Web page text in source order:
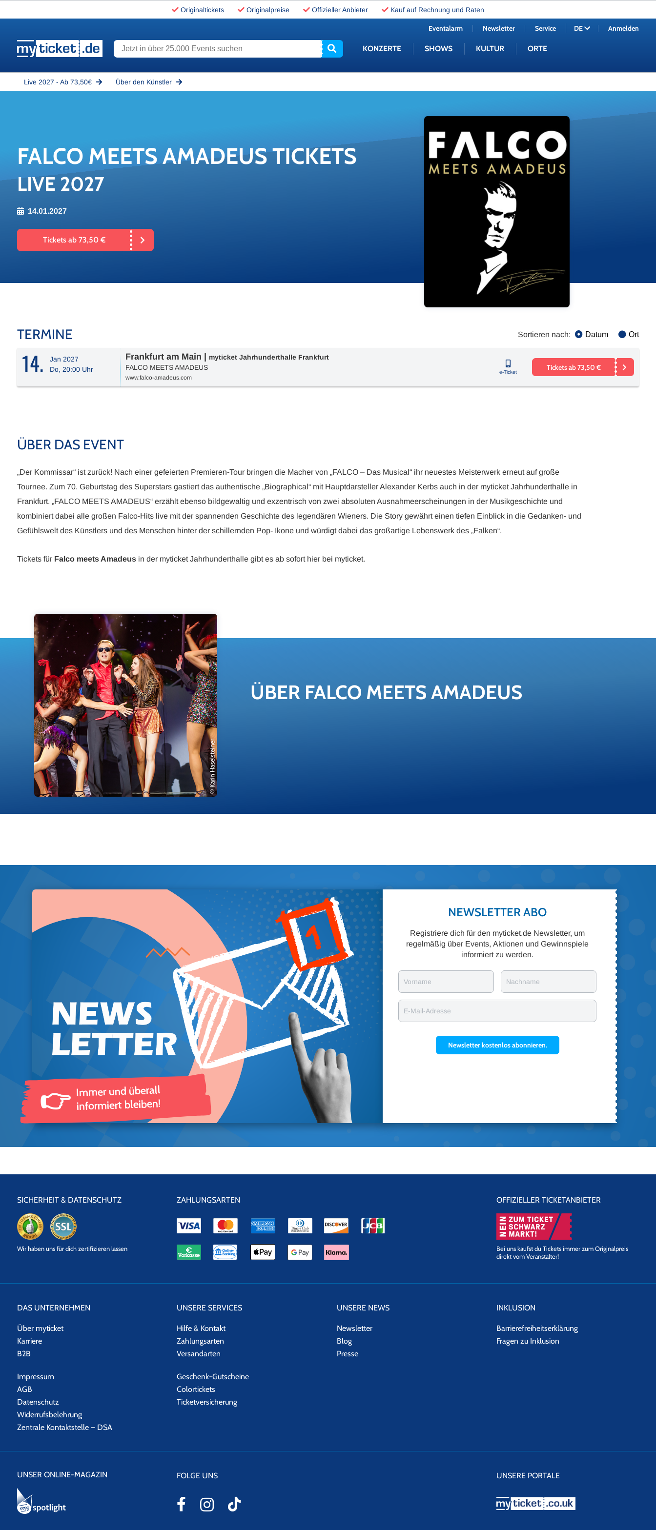
Originaltickets Originalpreise Offizieller Anbieter Kauf auf Rechnung und Raten
Jetzt in über 25.000 Events suchen KONZERTE SHOWS KULTUR ORTE
Eventalarm Newsletter Service DE Anmelden
Live 2027 - Ab 73,50€ Über den Künstler
FALCO MEETS AMA­DE­US TI­CKETS
LIVE 2027
14.01.2027
Tickets ab 73,50 €
TERMINE Sortieren nach: Datum Ort
14.
Jan 2027
Do, 20:00 Uhr
Frankfurt am Main
myticket Jahrhunderthalle Frankfurt
FALCO MEETS AMADEUS
www.falco-amadeus.com
e-Ticket
Tickets ab 73,50 €
ÜBER DAS EVENT
„Der Kommissar“ ist zurück! Nach einer gefeierten Premieren-Tour bringen die Macher von „FALCO – Das Musical“ ihr neuestes Meisterwerk erneut auf große
Tournee. Zum 70. Geburtstag des Superstars gastiert das authentische „Biographical“ mit Hauptdarsteller Alexander Kerbs auch in der myticket Jahrhunderthalle in
Frankfurt. „FALCO MEETS AMADEUS“ erzählt ebenso bildgewaltig und exzentrisch von zwei absoluten Ausnahmeerscheinungen in der Musikgeschichte und
kombiniert dabei alle großen Falco-Hits live mit der spannenden Geschichte des legendären Wieners. Die Story gewährt einen tiefen Einblick in die Gedanken- und
Gefühlswelt des Künstlers und des Menschen hinter der schillernden Pop- Ikone und würdigt dabei das großartige Lebenswerk des „Falken“.
Tickets für Falco meets Amadeus in der myticket Jahrhunderthalle gibt es ab sofort hier bei myticket.
ÜBER FALCO MEETS AMA­DE­US
👉 Immer und überall
informiert bleiben!
NEWSLETTER ABO
Registriere dich für den myticket.de Newsletter, um
regelmäßig über Events, Aktionen und Gewinnspiele
informiert zu werden.
Vorname Nachname
E-Mail-Adresse
Newsletter kostenlos abonnieren.
SICHERHEIT & DATENSCHUTZ
Datensicherheit
Wir haben uns für dich zertifizieren lassen
ZAHLUNGSARTEN OFFIZIELLER TICKETANBIETER
Bei uns kaufst du Tickets immer zum Originalpreis
direkt vom Veranstalter!
DAS UNTERNEHMEN
Über myticket
Karriere
B2B
Impressum
AGB
Datenschutz
Widerrufsbelehrung
Zentrale Kontaktstelle – DSA
UNSERE SERVICES
Hilfe & Kontakt
Zahlungsarten
Versandarten
Geschenk-Gutscheine
Colortickets
Ticketversicherung
UNSERE NEWS
Newsletter
Blog
Presse
INKLUSION
Barrierefreiheitserklärung
Fragen zu Inklusion
UNSER ONLINE-MAGAZIN FOLGE UNS UNSERE PORTALE